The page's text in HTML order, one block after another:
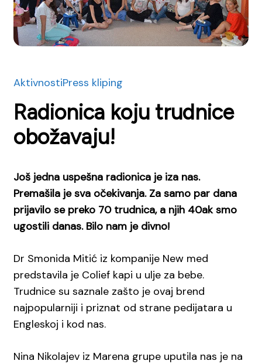
AktivnostiPress kliping
Radionica koju trudnice
obožavaju!
Još jedna uspešna radionica je iza nas.
Premašila je sva očekivanja. Za samo par dana
prijavilo se preko 70 trudnica, a njih 40ak smo
ugostili danas. Bilo nam je divno!
Dr Smonida Mitić iz kompanije New med
predstavila je Colief kapi u ulje za bebe.
Trudnice su saznale zašto je ovaj brend
najpopularniji i priznat od strane pedijatara u
Engleskoj i kod nas.
Nina Nikolajev iz Marena grupe uputila nas je na